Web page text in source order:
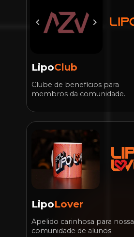
LipoClub
Clube de benefícios para
membros da comunidade.
LipoLover
Apelido carinhosa para nossa
comunidade de alunos.